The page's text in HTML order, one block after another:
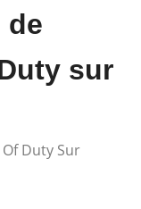
de
sur
Duty Sur